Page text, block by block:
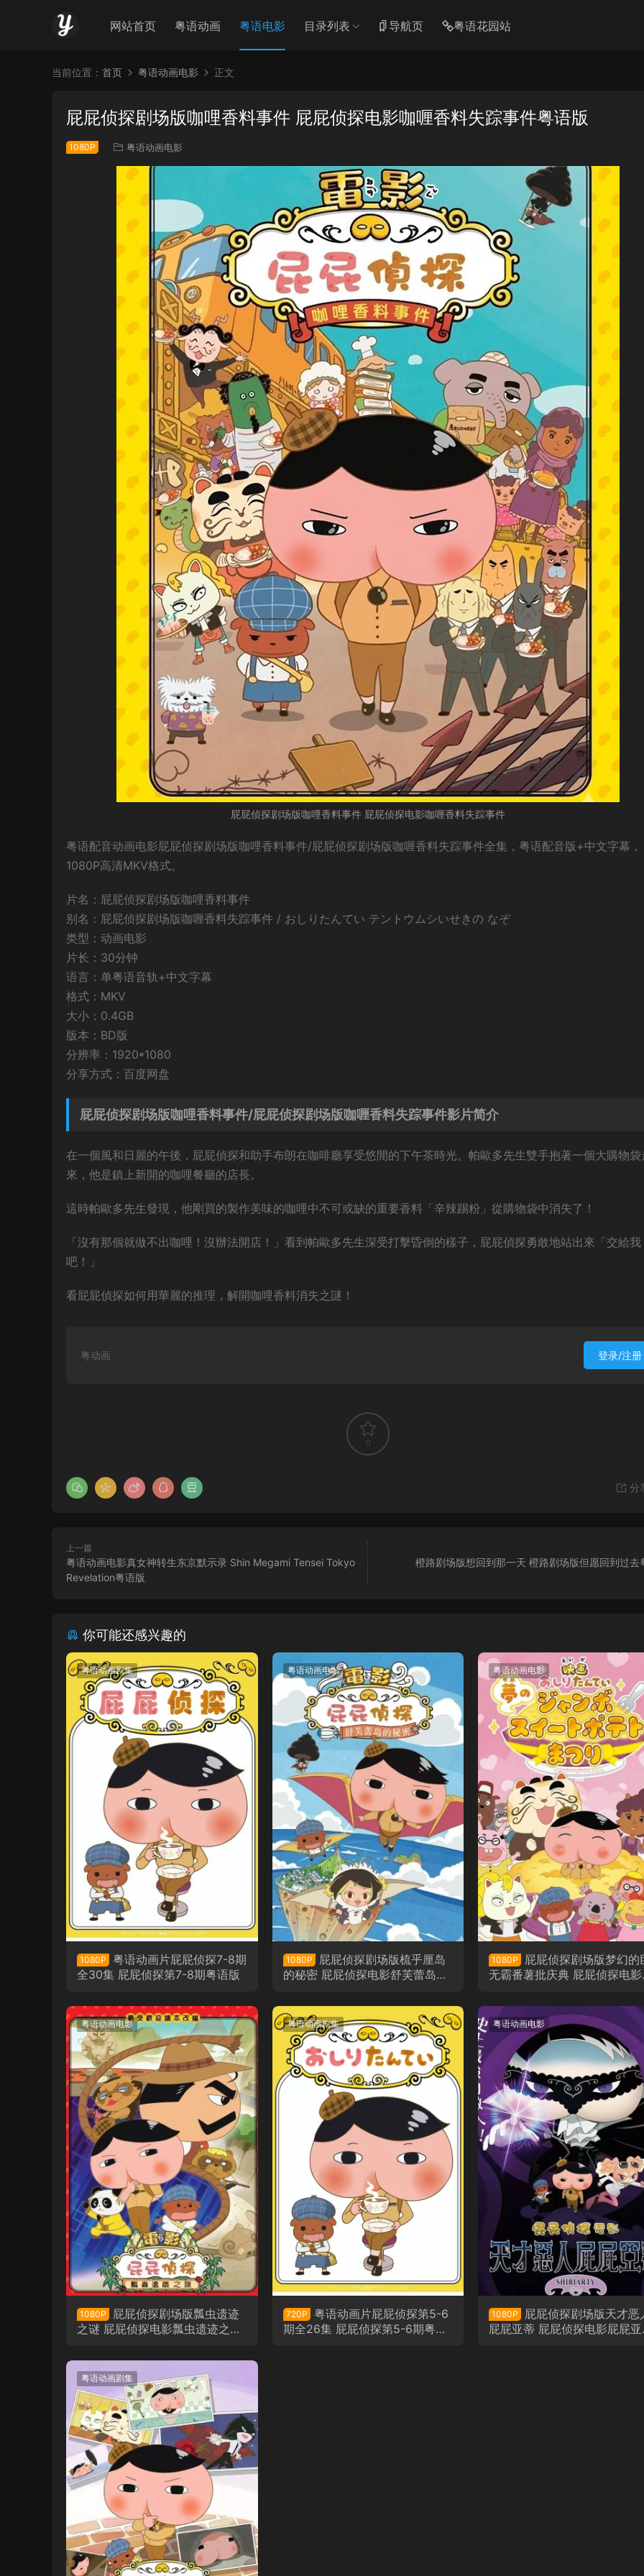
网站首页 粤语动画 粤语电影 目录列表 导航页 粤语花园站
当前位置： 首页 粤语动画电影 正文
屁屁侦探剧场版咖哩香料事件 屁屁侦探电影咖喱香料失踪事件粤语版
1080P 粤语动画电影
屁屁侦探剧场版咖哩香料事件 屁屁侦探电影咖喱香料失踪事件
粤语配音动画电影屁屁侦探剧场版咖哩香料事件/屁屁侦探剧场版咖喱香料失踪事件全集，粤语配音版+中文字幕，
1080P高清MKV格式。
片名：屁屁侦探剧场版咖哩香料事件
别名：屁屁侦探剧场版咖喱香料失踪事件 / おしりたんてい テントウムシいせきの なぞ
类型：动画电影
片长：30分钟
语言：单粤语音轨+中文字幕
格式：MKV
大小：0.4GB
版本：BD版
分辨率：1920*1080
分享方式：百度网盘
屁屁侦探剧场版咖哩香料事件/屁屁侦探剧场版咖喱香料失踪事件影片简介
在一個風和日麗的午後，屁屁偵探和助手布朗在咖啡廳享受悠閒的下午茶時光。帕歐多先生雙手抱著一個大購物袋
來，他是鎮上新開的咖哩餐廳的店長。
這時帕歐多先生發現，他剛買的製作美味的咖哩中不可或缺的重要香料「辛辣踢粉」從購物袋中消失了！
「沒有那個就做不出咖哩！沒辦法開店！」看到帕歐多先生深受打擊昏倒的樣子，屁屁偵探勇敢地站出來「交給我
吧！」
看屁屁偵探如何用華麗的推理，解開咖哩香料消失之謎！
粤动画 登录/注册
0
分
上一篇
粤语动画电影真女神转生东京默示录 Shin Megami Tensei Tokyo
Revelation粤语版
橙路剧场版想回到那一天 橙路剧场版但愿回到过去
你可能还感兴趣的
粤语动画剧集
1080P
粤语动画片屁屁侦探7-8期
全30集 屁屁侦探第7-8期粤语版
粤语动画电影
1080P
屁屁侦探剧场版梳乎厘岛
的秘密 屁屁侦探电影舒芙蕾岛的
粤语动画电影
1080P
屁屁侦探剧场版梦幻的
无霸番薯批庆典 屁屁侦探电
粤语动画电影
1080P
屁屁侦探剧场版瓢虫遗迹
之谜 屁屁侦探电影瓢虫遗迹之谜
粤语动画剧集
720P
粤语动画片屁屁侦探第5-6
期全26集 屁屁侦探第5-6期粤语
粤语动画电影
1080P
屁屁侦探剧场版天才恶
屁屁亚蒂 屁屁侦探电影屁屁
粤语动画剧集